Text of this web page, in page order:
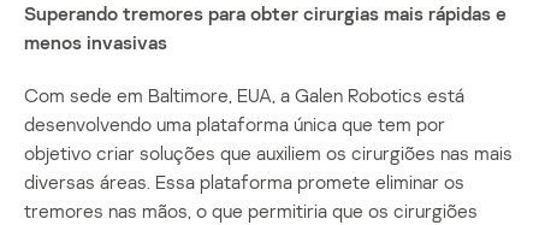
Superando tremores para obter cirurgias mais rápidas e
menos invasivas
Com sede em Baltimore, EUA, a Galen Robotics está
desenvolvendo uma plataforma única que tem por
objetivo criar soluções que auxiliem os cirurgiões nas mais
diversas áreas. Essa plataforma promete eliminar os
tremores nas mãos, o que permitiria que os cirurgiões